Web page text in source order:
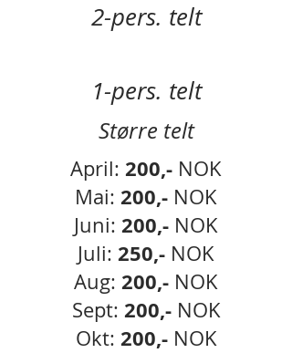
2-pers. telt
1-pers. telt
Større telt
April: 200,- NOK
Mai: 200,- NOK
Juni: 200,- NOK
Juli: 250,- NOK
Aug: 200,- NOK
Sept: 200,-NOK
Okt: 200,-NOK